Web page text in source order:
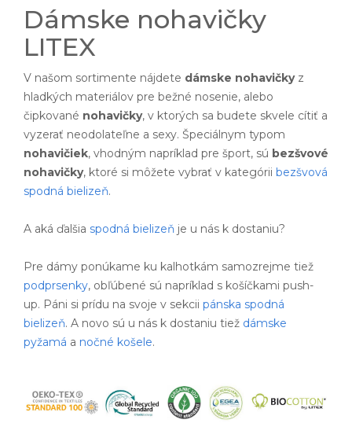
Dámske nohavičky
LITEX
V našom sortimente nájdete dámske nohavičkyz
hladkých materiálov pre bežné nosenie, alebo
čipkované nohavičky, v ktorých sa budete skvele cítiť a
vyzerať neodolateľne a sexy. Špeciálnym typom
nohavičiek, vhodným napríklad pre šport, sú bezšvové
nohavičky, ktoré si môžete vybrať v kategórii bezšvová
spodná bielizeň.
A aká ďalšia spodná bielizeň je u nás k dostaniu?
Pre dámy ponúkame ku kalhotkám samozrejme tiež
podprsenky, obľúbené sú napríklad s košíčkami push-
up. Páni si prídu na svoje v sekcii pánska spodná
bielizeň. A novo sú u nás k dostaniu tiež dámske
pyžamá a nočné košele.